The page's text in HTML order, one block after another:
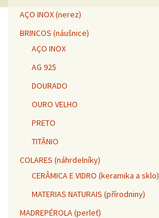
AÇO INOX (nerez)
BRINCOS (náušnice)
AÇO INOX
AG 925
DOURADO
OURO VELHO
PRETO
TITÂNIO
COLARES (náhrdelníky)
CERÂMICA E VIDRO (keramika a sklo)
MATERIAS NATURAIS (přírodniny)
MADREPÉROLA (perleť)